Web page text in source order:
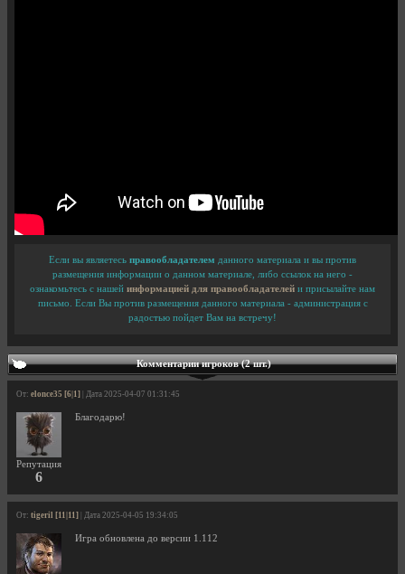
Если вы являетесь правообладателем данного материала и вы против
размещения информации о данном материале, либо ссылок на него -
ознакомьтесь с нашей информацией для правообладателей и присылайте нам
письмо. Если Вы против размещения данного материала - администрация с
радостью пойдет Вам на встречу!
Комментарии игроков (2 шт.)
От: elonce35 [6|1] | Дата 2025-04-07 01:31:45
Репутация
6
Благодарю!
От: tigeril [11|11] | Дата 2025-04-05 19:34:05
Игра обновлена до версии 1.112